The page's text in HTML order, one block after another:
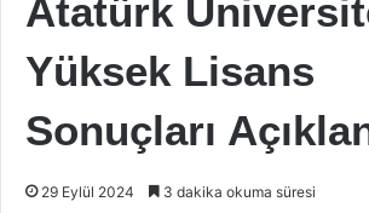
Atatürk
Yüksek Lisans
Sonuçları
29 Eylül 2024 3 dakika okuma süresi